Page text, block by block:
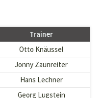
Trainer
Otto Knäussel
Jonny Zaunreiter
Hans Lechner
Georg Lugstein